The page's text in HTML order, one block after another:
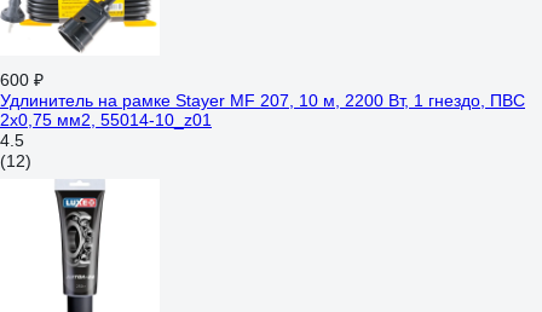
600 ₽
Удлинитель на рамке Stayer MF 207, 10 м, 2200 Вт, 1 гнездо, ПВС
2х0,75 мм2, 55014-10_z01
4.5
(12)